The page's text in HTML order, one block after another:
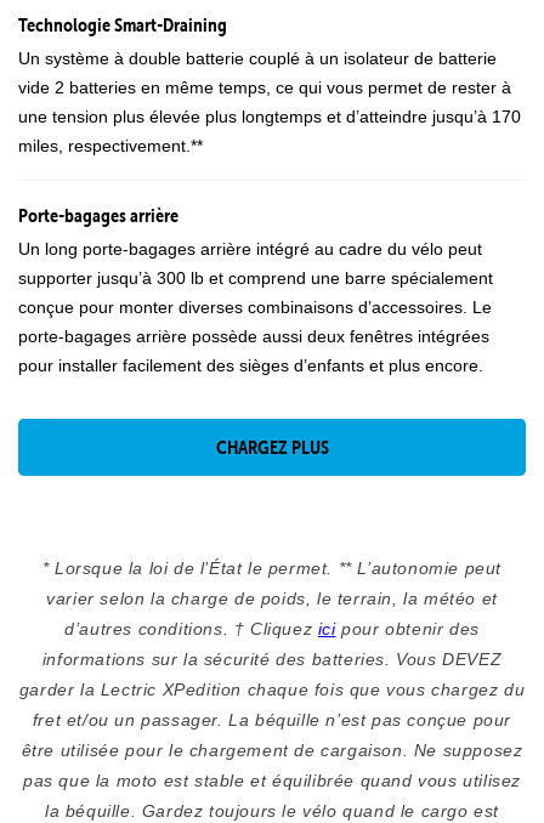
Technologie Smart-Draining
Un système à double batterie couplé à un isolateur de batterie
vide 2 batteries en même temps, ce qui vous permet de rester à
une tension plus élevée plus longtemps et d’atteindre jusqu’à 170
miles, respectivement.**
Porte-bagages arrière
Un long porte-bagages arrière intégré au cadre du vélo peut
supporter jusqu’à 300 lb et comprend une barre spécialement
conçue pour monter diverses combinaisons d’accessoires. Le
porte-bagages arrière possède aussi deux fenêtres intégrées
pour installer facilement des sièges d’enfants et plus encore.
CHARGEZ PLUS
* Lorsque la loi de l’État le permet. ** L’autonomie peut
varier selon la charge de poids, le terrain, la météo et
d’autres conditions. † Cliquez icipour obtenir des
informations sur la sécurité des batteries. Vous DEVEZ
garder la Lectric XPedition chaque fois que vous chargez du
fret et/ou un passager. La béquille n’est pas conçue pour
être utilisée pour le chargement de cargaison. Ne supposez
pas que la moto est stable et équilibrée quand vous utilisez
la béquille. Gardez toujours le vélo quand le cargo est